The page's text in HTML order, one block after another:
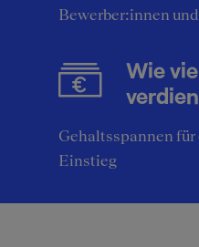
Bewerber:innen
Wie
Gehaltsspannen
Einstieg